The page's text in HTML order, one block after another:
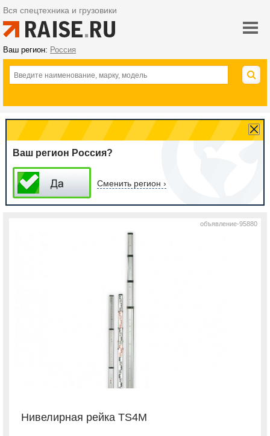
Вся спецтехника и грузовики
Ваш регион: Россия
Ваш регион Россия?
Сменить регион ›
Нивелирная рейка TS4M
объявление-95880